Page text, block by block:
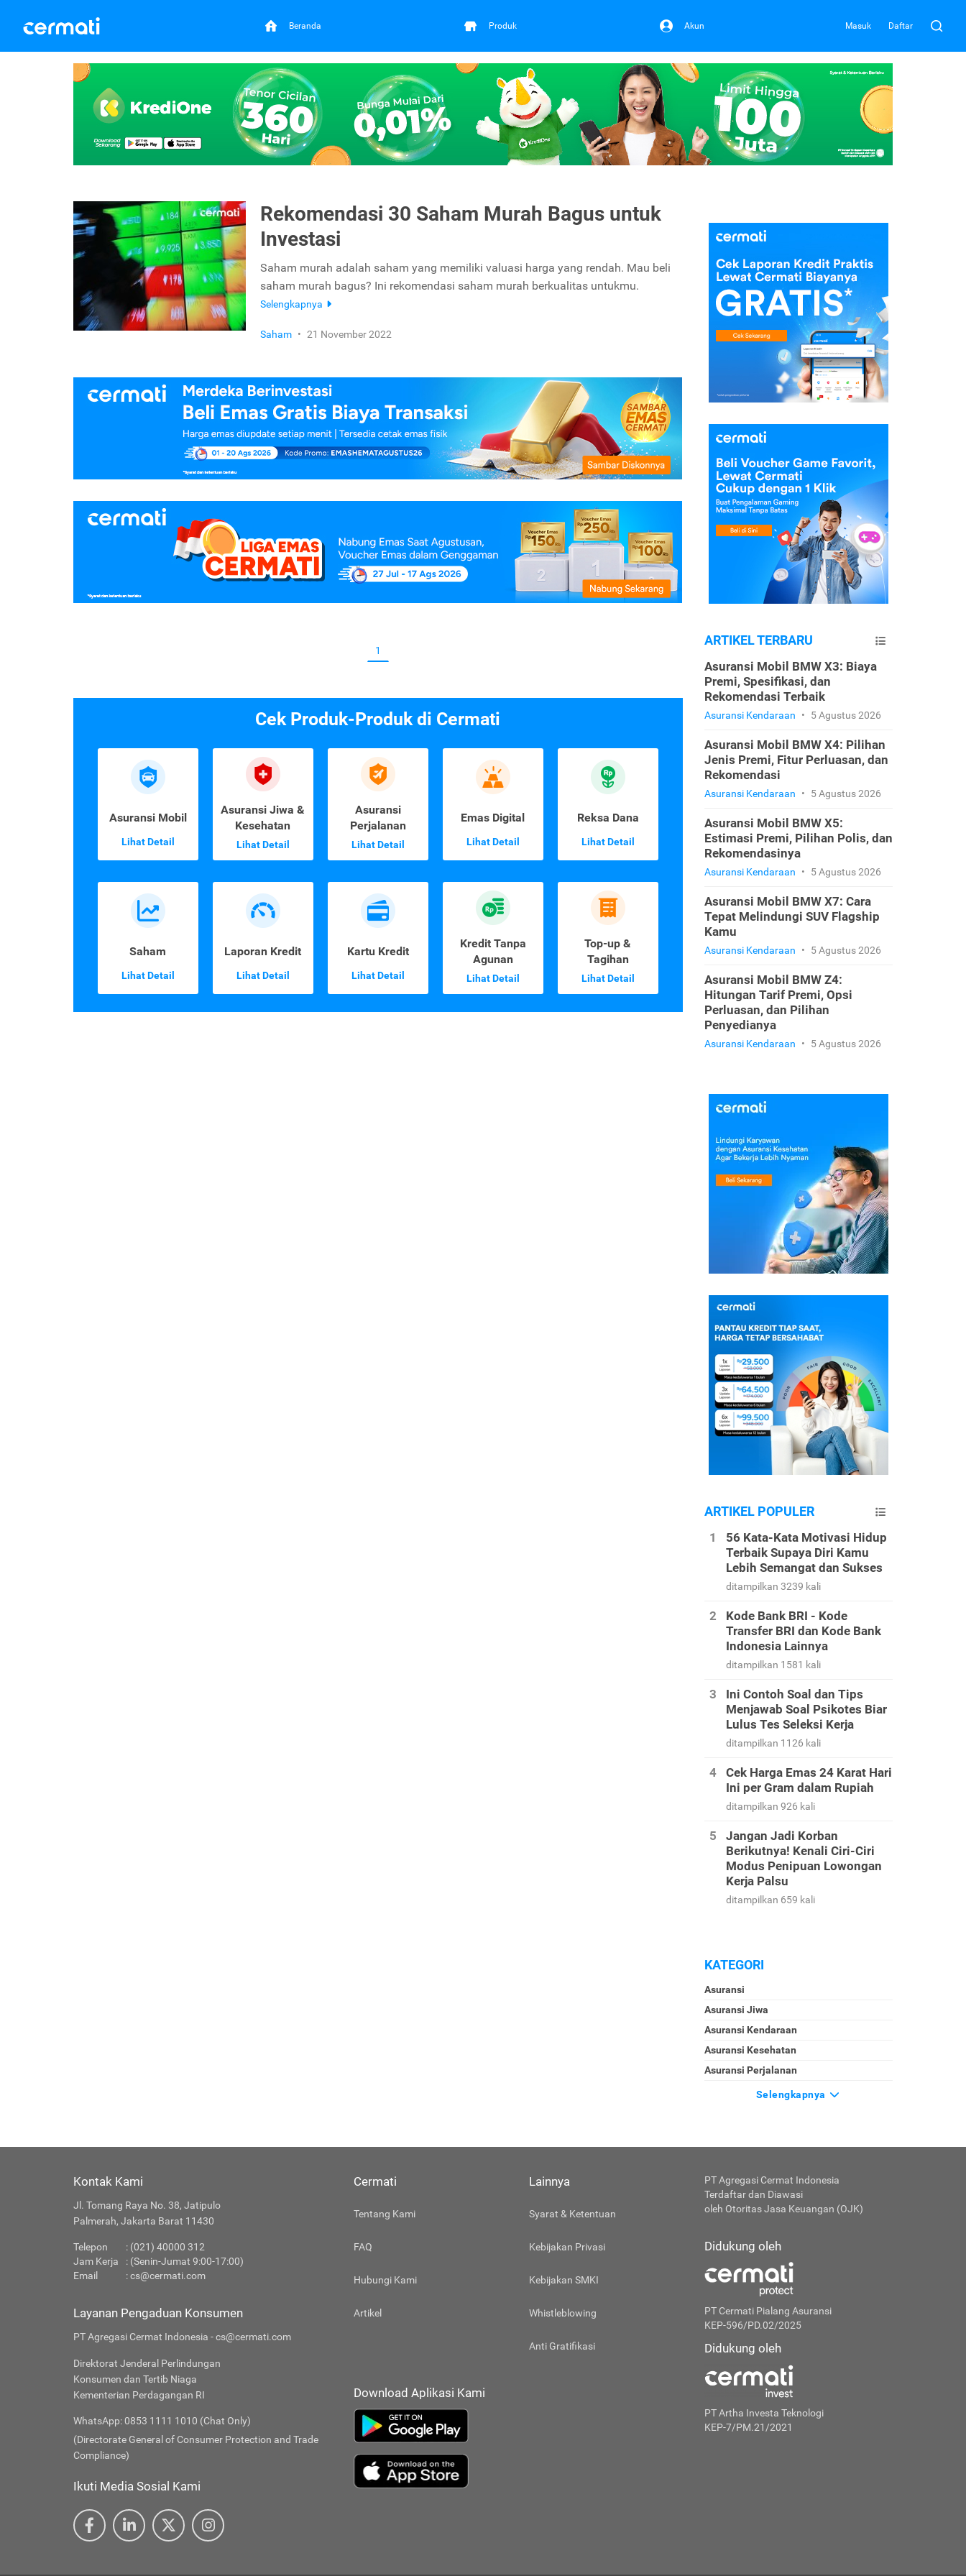
Beranda Produk Akun Masuk Daftar
Rekomendasi 30 Saham Murah Bagus untuk
Investasi
Saham murah adalah saham yang memiliki valuasi harga yang rendah. Mau beli
saham murah bagus? Ini rekomendasi saham murah berkualitas untukmu.
Selengkapnya
Saham • 21 November 2022
1
Cek Produk-Produk di Cermati
Asuransi Mobil
Lihat Detail
Asuransi Jiwa &
Kesehatan
Lihat Detail
Asuransi
Perjalanan
Lihat Detail
Emas Digital
Lihat Detail
Reksa Dana
Lihat Detail
Saham
Lihat Detail
Laporan Kredit
Lihat Detail
Kartu Kredit
Lihat Detail
Kredit Tanpa
Agunan
Lihat Detail
Top-up &
Tagihan
Lihat Detail
ARTIKEL TERBARU
Asuransi Mobil BMW X3: Biaya
Premi, Spesifikasi, dan
Rekomendasi Terbaik
Asuransi Kendaraan • 5 Agustus 2026
Asuransi Mobil BMW X4: Pilihan
Jenis Premi, Fitur Perluasan, dan
Rekomendasi
Asuransi Kendaraan • 5 Agustus 2026
Asuransi Mobil BMW X5:
Estimasi Premi, Pilihan Polis, dan
Rekomendasinya
Asuransi Kendaraan • 5 Agustus 2026
Asuransi Mobil BMW X7: Cara
Tepat Melindungi SUV Flagship
Kamu
Asuransi Kendaraan • 5 Agustus 2026
Asuransi Mobil BMW Z4:
Hitungan Tarif Premi, Opsi
Perluasan, dan Pilihan
Penyedianya
Asuransi Kendaraan • 5 Agustus 2026
ARTIKEL POPULER
56 Kata-Kata Motivasi Hidup
Terbaik Supaya Diri Kamu
Lebih Semangat dan Sukses
ditampilkan 3239 kali
Kode Bank BRI - Kode
Transfer BRI dan Kode Bank
Indonesia Lainnya
ditampilkan 1581 kali
Ini Contoh Soal dan Tips
Menjawab Soal Psikotes Biar
Lulus Tes Seleksi Kerja
ditampilkan 1126 kali
Cek Harga Emas 24 Karat Hari
Ini per Gram dalam Rupiah
ditampilkan 926 kali
Jangan Jadi Korban
Berikutnya! Kenali Ciri-Ciri
Modus Penipuan Lowongan
Kerja Palsu
ditampilkan 659 kali
KATEGORI
Asuransi
Asuransi Jiwa
Asuransi Kendaraan
Asuransi Kesehatan
Asuransi Perjalanan
Selengkapnya
Kontak Kami
Jl. Tomang Raya No. 38, Jatipulo
Palmerah, Jakarta Barat 11430
Telepon
: (021) 40000 312
Jam Kerja
: (Senin-Jumat 9:00-17:00)
Email
:cs@cermati.com
Layanan Pengaduan Konsumen
PT Agregasi Cermat Indonesia - cs@cermati.com
Direktorat Jenderal Perlindungan
Konsumen dan Tertib Niaga
Kementerian Perdagangan RI
WhatsApp: 0853 1111 1010 (Chat Only)
(Directorate General of Consumer Protection and Trade
Compliance)
Ikuti Media Sosial Kami
Cermati
Tentang Kami
FAQ
Hubungi Kami
Artikel
Lainnya
Syarat & Ketentuan
Kebijakan Privasi
Kebijakan SMKI
Whistleblowing
Anti Gratifikasi
Download Aplikasi Kami
PT Agregasi Cermat Indonesia
Terdaftar dan Diawasi
oleh Otoritas Jasa Keuangan (OJK)
Didukung oleh
PT Cermati Pialang Asuransi
KEP-596/PD.02/2025
Didukung oleh
PT Artha Investa Teknologi
KEP-7/PM.21/2021